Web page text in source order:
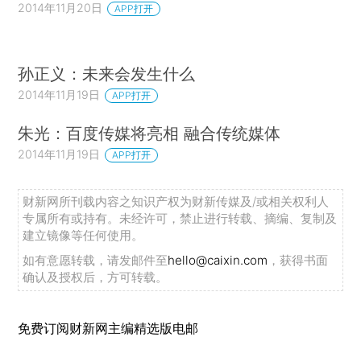
2014年11月20日 APP打开
孙正义：未来会发生什么
2014年11月19日 APP打开
朱光：百度传媒将亮相 融合传统媒体
2014年11月19日 APP打开
财新网所刊载内容之知识产权为财新传媒及/或相关权利人
专属所有或持有。未经许可，禁止进行转载、摘编、复制及
建立镜像等任何使用。
如有意愿转载，请发邮件至hello@caixin.com ，获得书面
确认及授权后，方可转载。
免费订阅财新网主编精选版电邮